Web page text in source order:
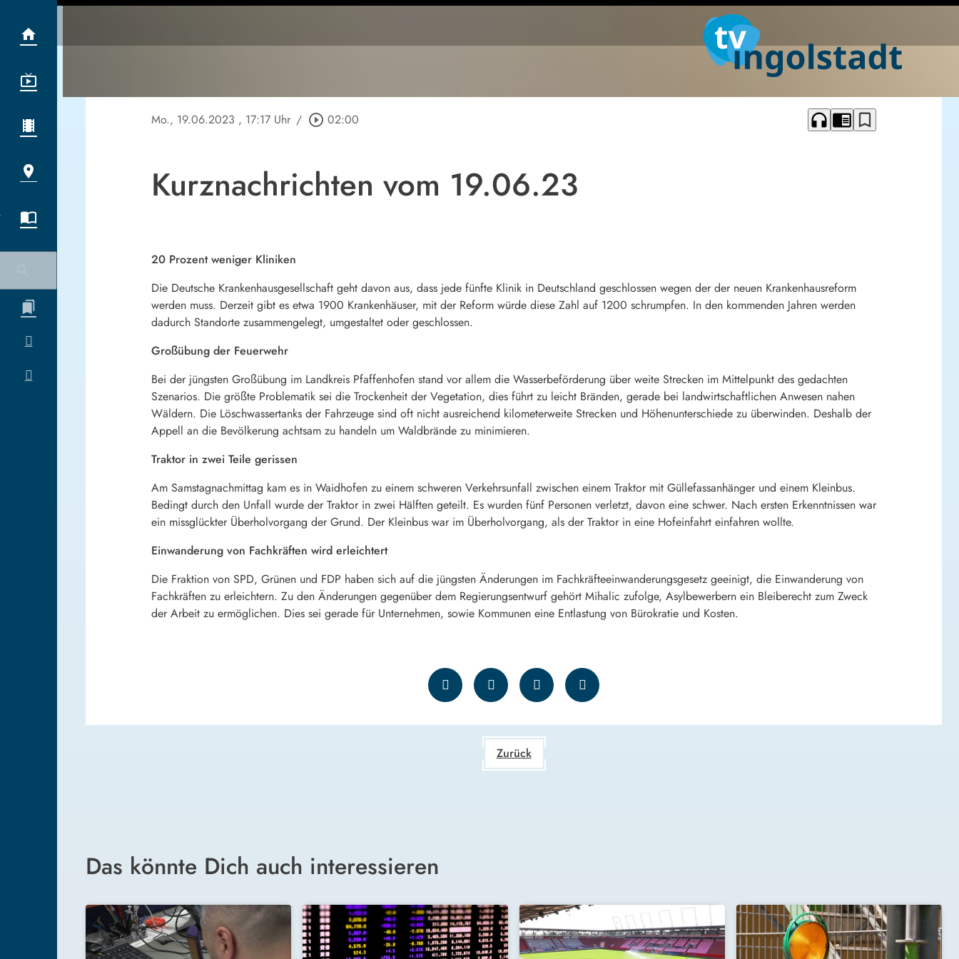
Mo., 19.06.2023 , 17:17 Uhr / play_circle_outline 02:00 headphones chrome_reader_mode bookmark_border
Kurznachrichten vom 19.06.23
20 Prozent weniger Kliniken
Die Deutsche Krankenhausgesellschaft geht davon aus, dass jede fünfte Klinik in Deutschland geschlossen wegen der der neuen Krankenhausreform
werden muss. Derzeit gibt es etwa 1900 Krankenhäuser, mit der Reform würde diese Zahl auf 1200 schrumpfen. In den kommenden Jahren werden
dadurch Standorte zusammengelegt, umgestaltet oder geschlossen.
Großübung der Feuerwehr
Bei der jüngsten Großübung im Landkreis Pfaffenhofen stand vor allem die Wasserbeförderung über weite Strecken im Mittelpunkt des gedachten
Szenarios. Die größte Problematik sei die Trockenheit der Vegetation, dies führt zu leicht Bränden, gerade bei landwirtschaftlichen Anwesen nahen
Wäldern. Die Löschwassertanks der Fahrzeuge sind oft nicht ausreichend kilometerweite Strecken und Höhenunterschiede zu überwinden. Deshalb der
Appell an die Bevölkerung achtsam zu handeln um Waldbrände zu minimieren.
Traktor in zwei Teile gerissen
Am Samstagnachmittag kam es in Waidhofen zu einem schweren Verkehrsunfall zwischen einem Traktor mit Güllefassanhänger und einem Kleinbus.
Bedingt durch den Unfall wurde der Traktor in zwei Hälften geteilt. Es wurden fünf Personen verletzt, davon eine schwer. Nach ersten Erkenntnissen war
ein missglückter Überholvorgang der Grund. Der Kleinbus war im Überholvorgang, als der Traktor in eine Hofeinfahrt einfahren wollte.
Einwanderung von Fachkräften wird erleichtert
Die Fraktion von SPD, Grünen und FDP haben sich auf die jüngsten Änderungen im Fachkräfteeinwanderungsgesetz geeinigt, die Einwanderung von
Fachkräften zu erleichtern. Zu den Änderungen gegenüber dem Regierungsentwurf gehört Mihalic zufolge, Asylbewerbern ein Bleiberecht zum Zweck
der Arbeit zu ermöglichen. Dies sei gerade für Unternehmen, sowie Kommunen eine Entlastung von Bürokratie und Kosten.
Zurück
Das könnte Dich auch interessieren